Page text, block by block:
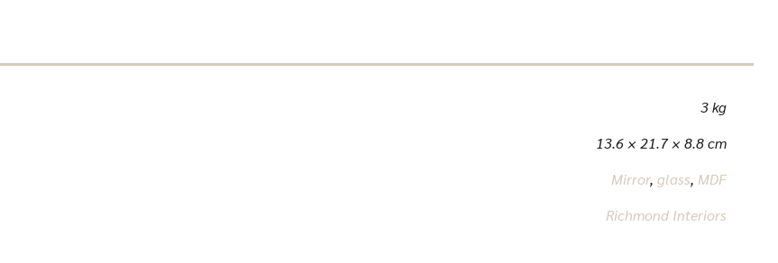
3 kg
13.6 × 21.7 × 8.8 cm
Mirror, glass, MDF
Richmond Interiors